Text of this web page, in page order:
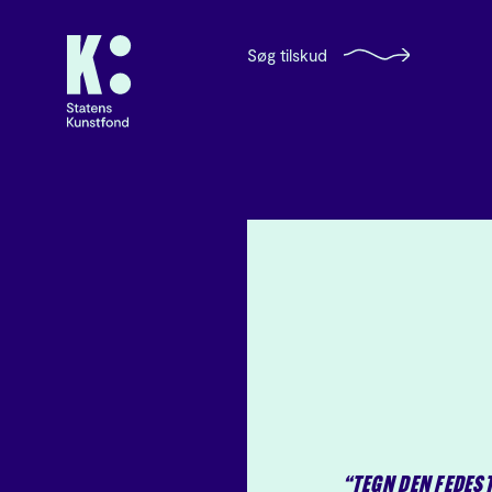
Søg tilskud
“TEGN DEN